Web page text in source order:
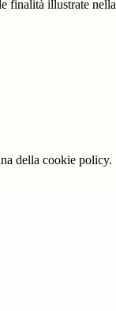
finalità illustrate nella
della cookie policy.